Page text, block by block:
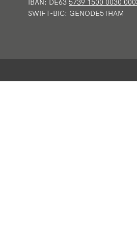
IBAN: DE63 5739 1500 0030
SWIFT-BIC: GENODE51HAM